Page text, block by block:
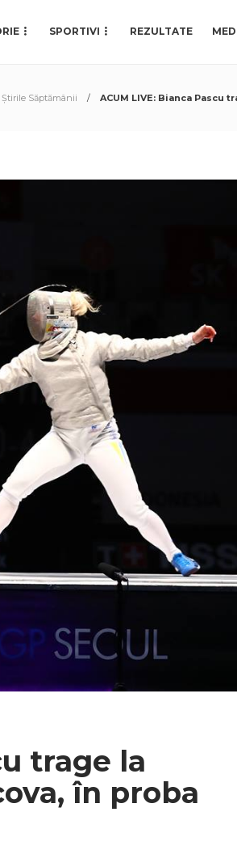
SPORTIVI REZULTATE
Știrile Săptămânii ACUM LIVE: Bianca Pascu
trage la
în proba